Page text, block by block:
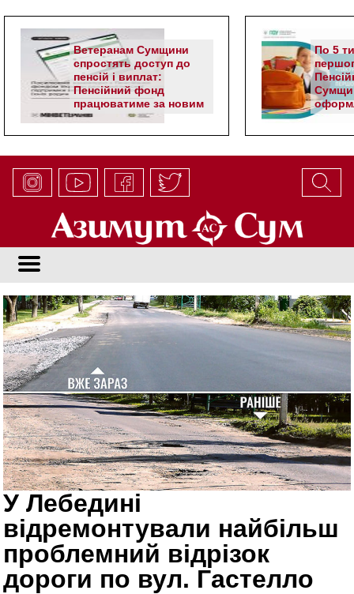
Ветеранам Сумщини
спростять доступ до
пенсій і виплат:
Пенсійний фонд
працюватиме за новим
алгоритмом
По 5
У Лебедині
відремонтували найбільш
проблемний відрізок
дороги по вул. Гастелло